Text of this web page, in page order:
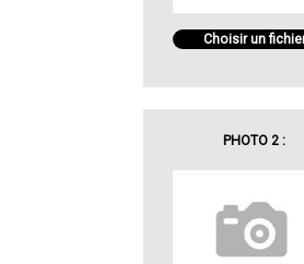
Choisir un
PHOTO 2 :